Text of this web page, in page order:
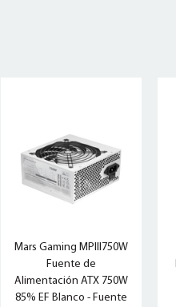
Mars Gaming MPIII750W
Fuente de
Alimentación ATX 750W
85% EF Blanco - Fuente